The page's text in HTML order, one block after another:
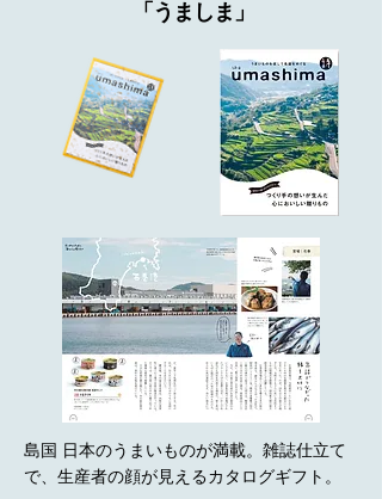
「うましま」
島国 日本のうまいものが満載。雑誌仕立て
で、生産者の顔が見えるカタログギフト。